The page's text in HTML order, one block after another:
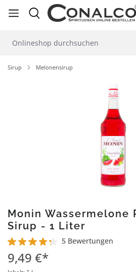
springen
Sirup Melonensirup
Monin Wassermelone
Sirup - 1 Liter
Durchschnittliche Bewertung von 4.2
5 Bewertungen
9,49 €*